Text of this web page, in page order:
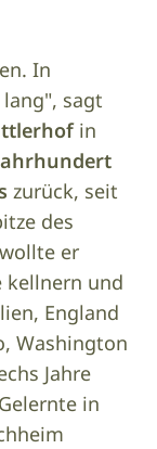
In
lang", sagt
in
zurück, seit
des
er
kellnern und
England
Washington
Jahre
in